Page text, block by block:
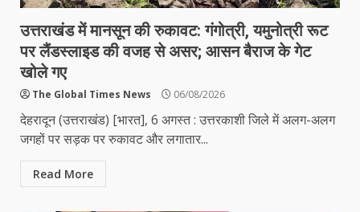
उत्तराखंड में मानसून की रुकावट: गंगोत्री, यमुनोत्री रूट
पर लैंडस्लाइड की वजह से असर; आसन बैराज के गेट
खोले गए
The Global Times News 06/08/2026
देहरादून (उत्तराखंड) [भारत], 6 अगस्त : उत्तरकाशी जिले में अलग-अलग
जगहों पर सड़क पर रुकावट और लगातार...
Read More